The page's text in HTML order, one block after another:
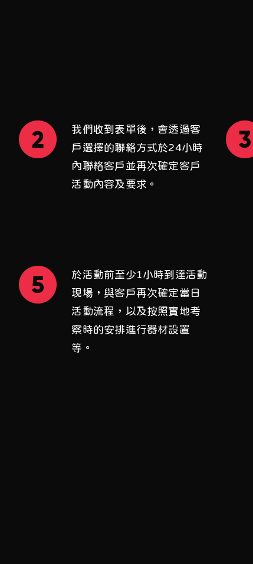
我們收到表單後，會透過客
戶選擇的聯絡方式於24小時
內聯絡客戶並再次確定客戶
活動內容及要求。
於活動前至少1小時到達活動
現場，與客戶再次確定當日
活動流程，以及按照實地考
察時的安排進行器材設置
等。